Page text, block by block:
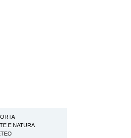
E NATURA